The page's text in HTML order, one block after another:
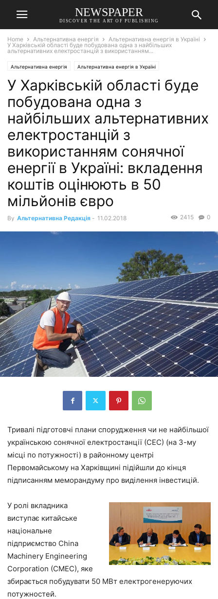
NEWSPAPER
DISCOVER THE ART OF PUBLISHING
Home Альтернативна енергія
Альтернативна енергія в Україні
У Харківській області буде побудована одна з найбільших
альтернативних електростанцій з використанням...
Альтернативна енергія Альтернативна енергія в Україні
У Харківській області буде
побудована одна з
найбільших альтернативних
електростанцій з
використанням сонячної
енергії в Україні: вкладення
коштів оцінюють в 50
мільйонів євро
By Альтернативна Редакція - 11.02.2018 0
2415
Тривалі підготовчі плани спорудження чи не найбільшої
українською сонячної електростанції (СЕС) (на 3-му
місці по потужності) в районному центрі
Первомайському на Харківщині підійшли до кінця
підписанням меморандуму про виділення інвестицій.
У ролі вкладника
виступає китайське
національне
підприємство Сhіnа
Масhіnеry Еngіnееrіng
Соrроrаtіоn (CMEC), яке
збирається побудувати 50 МВт електрогенеруючих
потужностей.